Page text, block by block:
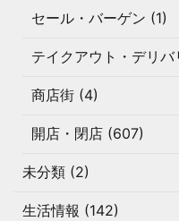
セール・バーゲン (1)
テイクアウト・デリ
商店街 (4)
開店・閉店 (607)
未分類 (2)
生活情報 (142)